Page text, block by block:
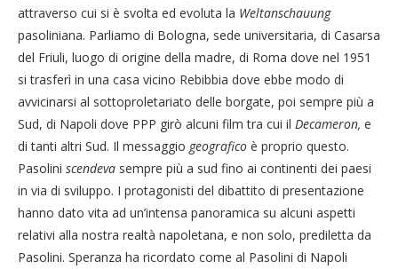
attraverso cui si è svolta ed evoluta la Weltanschauung
pasoliniana. Parliamo di Bologna, sede universitaria, di Casarsa
del Friuli, luogo di origine della madre, di Roma dove nel 1951
si trasferì in una casa vicino Rebibbia dove ebbe modo di
avvicinarsi al sottoproletariato delle borgate, poi sempre più a
Sud, di Napoli dove PPP girò alcuni film tra cui il Decameron, e
di tanti altri Sud. Il messaggio geografico è proprio questo.
Pasolini scendeva sempre più a sud fino ai continenti dei paesi
in via di sviluppo. I protagonisti del dibattito di presentazione
hanno dato vita ad un’intensa panoramica su alcuni aspetti
relativi alla nostra realtà napoletana, e non solo, prediletta da
Pasolini. Speranza ha ricordato come al Pasolini di Napoli